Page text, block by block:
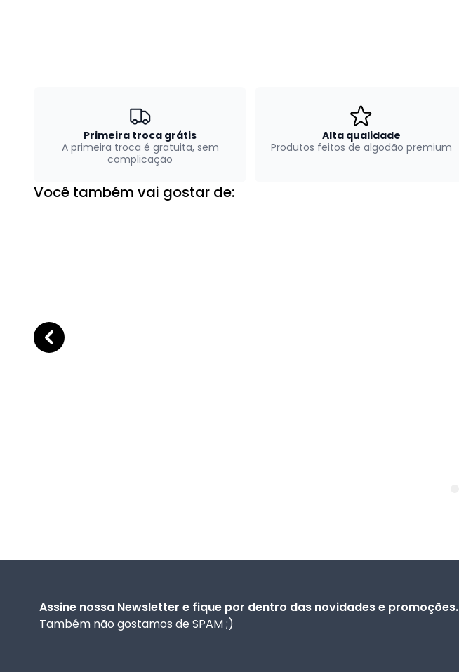
Primeira troca grátis
A primeira troca é gratuita, sem
complicação
Alta qualidade
Produtos feitos de algodão premium
Você também vai gostar de:
Assine nossa Newsletter e fique por dentro das novidades e promoções.
Também não gostamos de SPAM ;)